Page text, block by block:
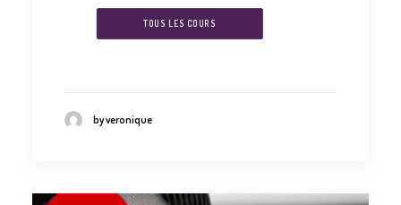
TOUS LES COURS
by veronique